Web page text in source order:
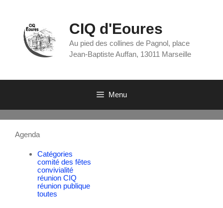
CIQ d'Eoures
Au pied des collines de Pagnol, place
Jean-Baptiste Auffan, 13011 Marseille
Menu
Agenda
Catégories
comité des fêtes
convivialité
réunion CIQ
réunion publique
toutes